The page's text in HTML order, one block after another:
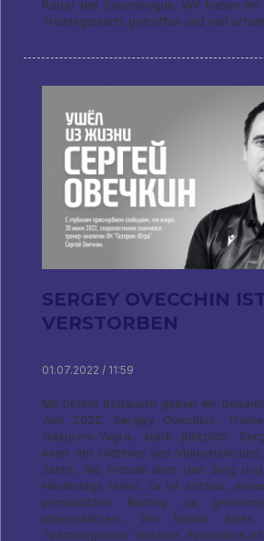
Radar der Superleague. Wir haben
Trainingsstarts getroffen und viel
SERGEY OVECCHIN
VERSTORBEN
01.07.2022 / 11:59
Mit tiefem Bedauern geben wir
Juni 2022, Sergey Ovechkin,
Gazprom-Yugra, starb plötzlich.
einer der Oldtimer des
Jahre, die Freude über den Sieg
Niederlage teilen. Es ist schwer,
persönlichen Beitrag zur
überschätzen., Wir haben eines
Teammitglieder verloren. Besonders